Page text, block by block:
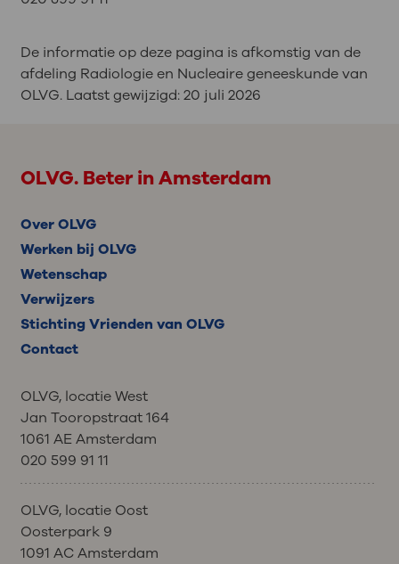
De informatie op deze pagina is afkomstig van de
afdeling Radiologie en Nucleaire geneeskunde van
OLVG. Laatst gewijzigd:20 juli 2026
OLVG. Beter in Amsterdam
Over OLVG
Werken bij OLVG
Wetenschap
Verwijzers
Stichting Vrienden van OLVG
Contact
OLVG, locatie West
Jan Tooropstraat 164
1061 AE Amsterdam
020 599 91 11
OLVG, locatie Oost
Oosterpark 9
1091 AC Amsterdam